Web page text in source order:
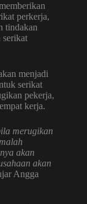
perkerja,
tindakan
serikat
menjadi
serikat
pekerja,
kerja.
merugikan
akan
akan
Angga